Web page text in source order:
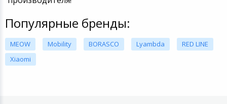
Популярные бренды:
MEOW Mobility BORASCO Lyambda
RED LINE
Xiaomi